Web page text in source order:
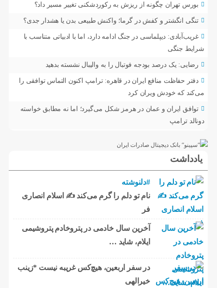
بورس تهران چگونه از ریزش به رکوردشکنی تغییر مسیر داد؟
تنگی انگشتر و کفش در گرما؛ واکنش طبیعی بدن یا هشدار جدی؟
غریب‌آبادی: دیپلماسی در جنگ ادامه دارد، اما با ادبیاتی متناسب با
شرایط جنگی
رضایی: یک درصد بودجه فوتبال را به والیبال نشسته بدهید
دفتر حفاظت منافع ایران در قاهره: ترامپ اکنون التماس توافقی را
می‌کند که خودش ویران کرد
توافق ایران و عمان در هرمز شکل می‌گیرد؛ اما نه مطابق خواسته
دونالد ترامپ
یادداشت
#دلنوشته
نام تو دلم را گرم می‌کند ✍️ اسلام انصاری
فر
آخرین سال خادمی در پتروخادم پتروشیمی
ایلام، شاید …
در سفر اربعین، هیچ‌کس غریبه نیست *زینب
خیرالهی